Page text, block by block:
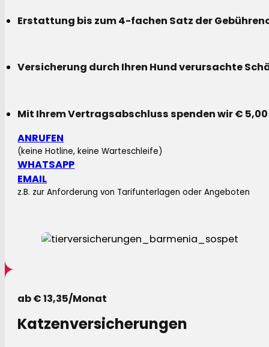
Erstattung bis zum 4-fachen Satz der
Versicherung durch Ihren Hund verursachte
Mit Ihrem Vertragsabschluss spenden wir €
ANRUFEN
(keine Hotline, keine Warteschleife)
WHATSAPP
EMAIL
z.B. zur Anforderung von Tarifunterlagen oder Angeboten
ab € 13,35/Monat
Katzenversicherungen